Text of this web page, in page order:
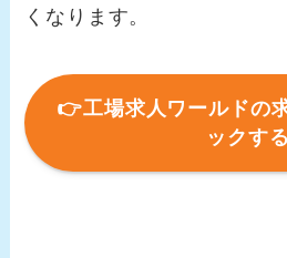
くなります。
👉工場求人ワールドの
ックする